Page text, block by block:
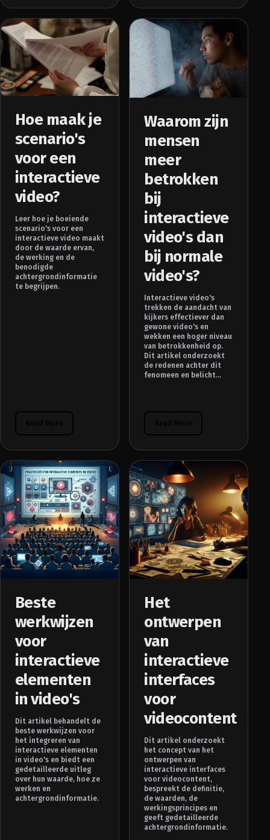
Hoe maak je
scenario's
voor een
interactieve
video?
Leer hoe je boeiende
scenario's voor een
interactieve video maakt
door de waarde ervan,
de werking en de
benodigde
achtergrondinformatie
te begrijpen.
Waarom zijn
mensen
meer
betrokken
bij
interactieve
video's dan
bij normale
video's?
Interactieve video's
trekken de aandacht van
kijkers effectiever dan
gewone video's en
wekken een hoger niveau
van betrokkenheid op.
Dit artikel onderzoekt
de redenen achter dit
fenomeen en belicht...
Beste
werkwijzen
voor
interactieve
elementen
in video's
Dit artikel behandelt de
beste werkwijzen voor
het integreren van
interactieve elementen
in video's en biedt een
gedetailleerde uitleg
over hun waarde, hoe ze
werken en
achtergrondinformatie.
Het
ontwerpen
van
interactieve
interfaces
voor
videocontent
Dit artikel onderzoekt
het concept van het
ontwerpen van
interactieve interfaces
voor videocontent,
bespreekt de definitie,
de waarden, de
werkingsprincipes en
geeft gedetailleerde
achtergrondinformatie.